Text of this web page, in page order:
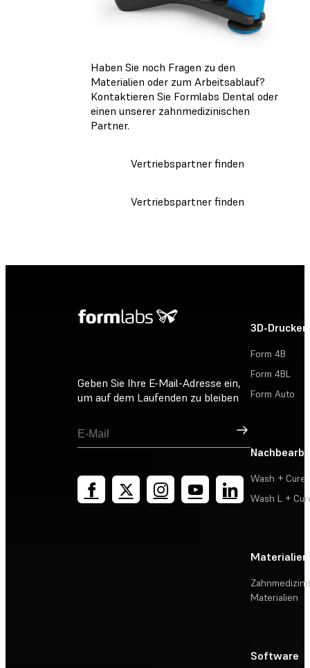
Haben Sie noch Fragen zu den
Materialien oder zum Arbeitsablauf?
Kontaktieren Sie Formlabs Dental oder
einen unserer zahnmedizinischen
Partner.
Vertriebspartner finden
Vertriebspartner finden
Geben Sie Ihre E-Mail-Adresse ein,
um auf dem Laufenden zu bleiben
Registrieren
3D-Drucker
Form 4B
Form 4BL
Form Auto
Wash + Cure
Wash L +
Materialien
Materialien
Software